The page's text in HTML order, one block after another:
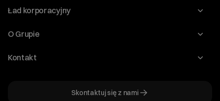
Raporty
Ład korporacyjny
Walne Zgromadzenia
O Grupie
O Spółce
Kontakt
Skontaktuj się z nami